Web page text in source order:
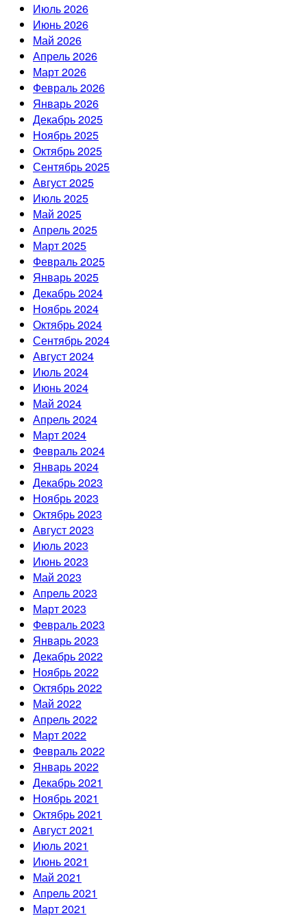
Июль 2026
Июнь 2026
Май 2026
Апрель 2026
Март 2026
Февраль 2026
Январь 2026
Декабрь 2025
Ноябрь 2025
Октябрь 2025
Сентябрь 2025
Август 2025
Июль 2025
Май 2025
Апрель 2025
Март 2025
Февраль 2025
Январь 2025
Декабрь 2024
Ноябрь 2024
Октябрь 2024
Сентябрь 2024
Август 2024
Июль 2024
Июнь 2024
Май 2024
Апрель 2024
Март 2024
Февраль 2024
Январь 2024
Декабрь 2023
Ноябрь 2023
Октябрь 2023
Август 2023
Июль 2023
Июнь 2023
Май 2023
Апрель 2023
Март 2023
Февраль 2023
Январь 2023
Декабрь 2022
Ноябрь 2022
Октябрь 2022
Май 2022
Апрель 2022
Март 2022
Февраль 2022
Январь 2022
Декабрь 2021
Ноябрь 2021
Октябрь 2021
Август 2021
Июль 2021
Июнь 2021
Май 2021
Апрель 2021
Март 2021